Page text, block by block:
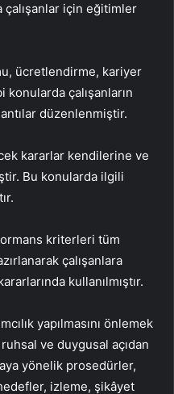
çalışanlar için eğitimler
ücretlendirme, kariyer
konularda çalışanların
düzenlenmiştir.
kararlar kendilerine ve
Bu konularda ilgili
kriterleri tüm
çalışanlara
kullanılmıştır.
yapılmasını önlemek
ve duygusal açıdan
yönelik prosedürler,
izleme, şikâyet